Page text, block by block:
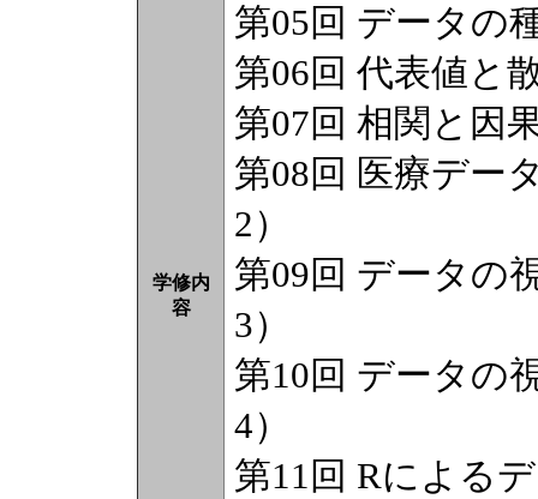
学修内
容
第05回 データの
第06回 代表値と
第07回 相関と因
第08回 医療デー
2）
第09回 データの
3）
第10回 データの
4）
第11回 Rによる